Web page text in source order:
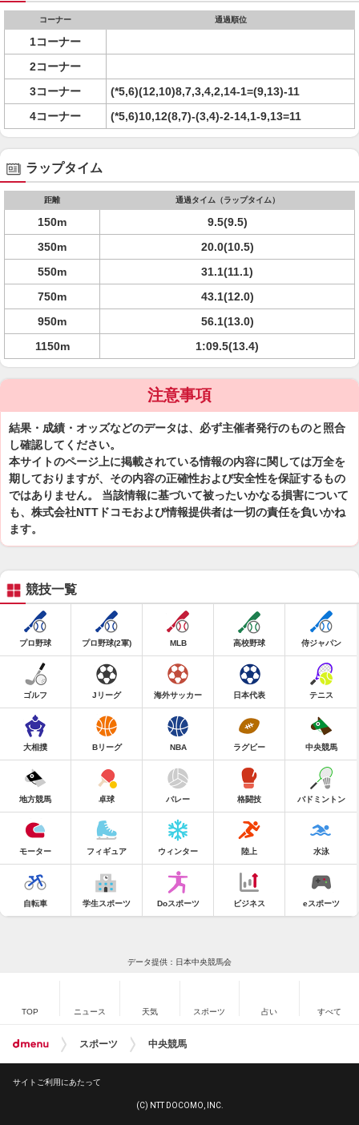
コーナー 通過順位
1コーナー
2コーナー
3コーナー
(*5,6)(12,10)8,7,3,4,2,14-1=(9,13)-11
4コーナー
(*5,6)10,12(8,7)-(3,4)-2-14,1-9,13=11
ラップタイム
距離 通過タイム（ラップタイム）
150m
9.5(9.5)
350m
20.0(10.5)
550m
31.1(11.1)
750m
43.1(12.0)
950m
56.1(13.0)
1150m
1:09.5(13.4)
注意事項
結果・成績・オッズなどのデータは、必ず主催者発行のものと照合
し確認してください。
本サイトのページ上に掲載されている情報の内容に関しては万全を
期しておりますが、その内容の正確性および安全性を保証するもの
ではありません。 当該情報に基づいて被ったいかなる損害について
も、株式会社NTTドコモおよび情報提供者は一切の責任を負いかね
ます。
競技一覧
プロ野球 プロ野球(2軍) MLB 高校野球 侍ジャパン
ゴルフ Jリーグ 海外サッカー 日本代表 テニス
大相撲 Bリーグ NBA ラグビー 中央競馬
地方競馬 卓球 バレー 格闘技 バドミントン
モーター フィギュア ウィンター 陸上 水泳
自転車 学生スポーツ Doスポーツ ビジネス eスポーツ
データ提供：日本中央競馬会
TOP ニュース 天気 スポーツ 占い すべて
スポーツ 中央競馬
サイトご利用にあたって
(C) NTT DOCOMO, INC.